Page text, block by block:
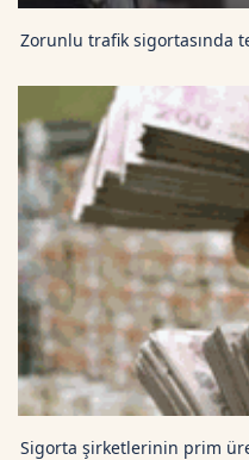
Zorunlu trafik sigortasında
Sigorta şirketlerinin prim